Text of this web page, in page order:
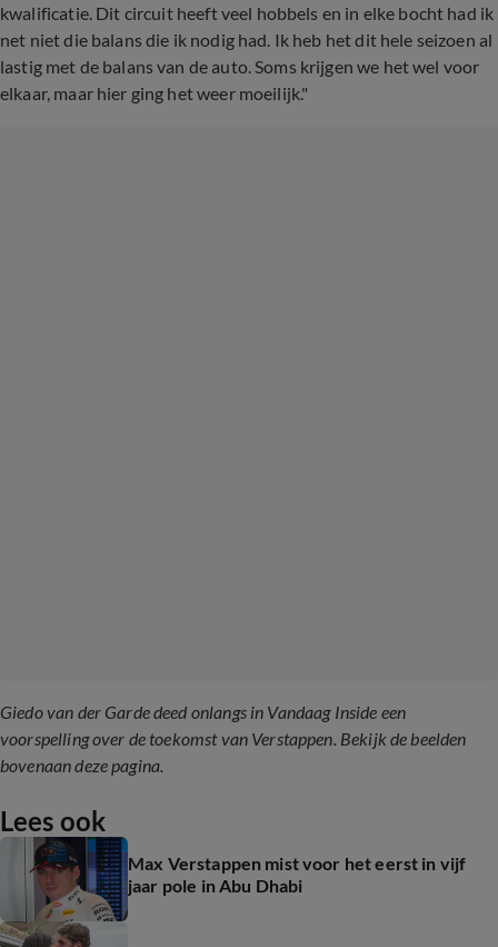
kwalificatie. Dit circuit heeft veel hobbels en in elke bocht had ik
net niet die balans die ik nodig had. Ik heb het dit hele seizoen al
lastig met de balans van de auto. Soms krijgen we het wel voor
elkaar, maar hier ging het weer moeilijk."
Giedo van der Garde deed onlangs in Vandaag Inside een
voorspelling over de toekomst van Verstappen. Bekijk de beelden
bovenaan deze pagina.
Lees ook
Max Verstappen mist voor het eerst in vijf
jaar pole in Abu Dhabi